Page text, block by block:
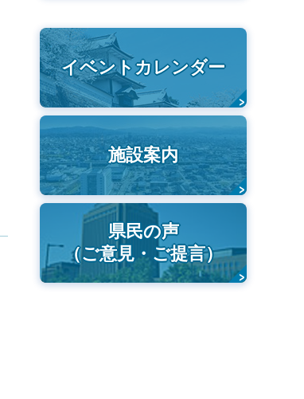
イベントカレンダー
施設案内
県民の声
（ご意見・ご提言）